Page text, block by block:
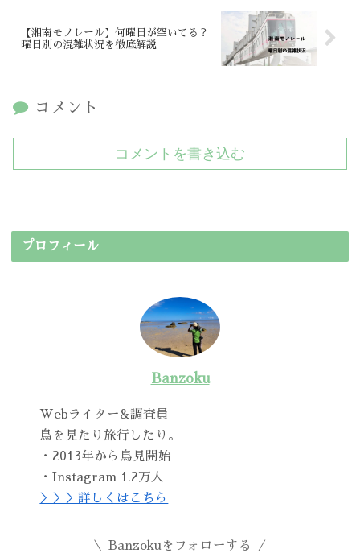
【湘南モノレール】何曜日が空いてる？
曜日別の混雑状況を徹底解説
コメント
コメントを書き込む
プロフィール
Banzoku
Webライター&調査員
鳥を見たり旅行したり。
・2013年から鳥見開始
・Instagram 1.2万人
＞＞＞詳しくはこちら
Banzokuをフォローする